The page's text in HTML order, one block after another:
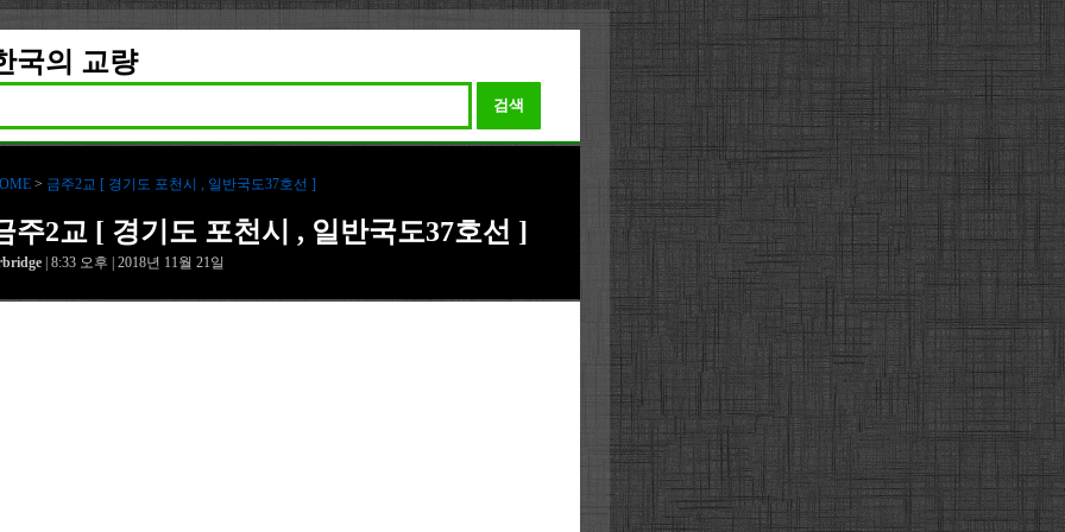
국의 교량
검색
> 금주2교 [ 경기도 포천시 , 일반국도37호선 ]
주2교 [ 경기도 포천시 , 일반국도37호선 ]
| 8:33 오후 | 2018년 11월 21일